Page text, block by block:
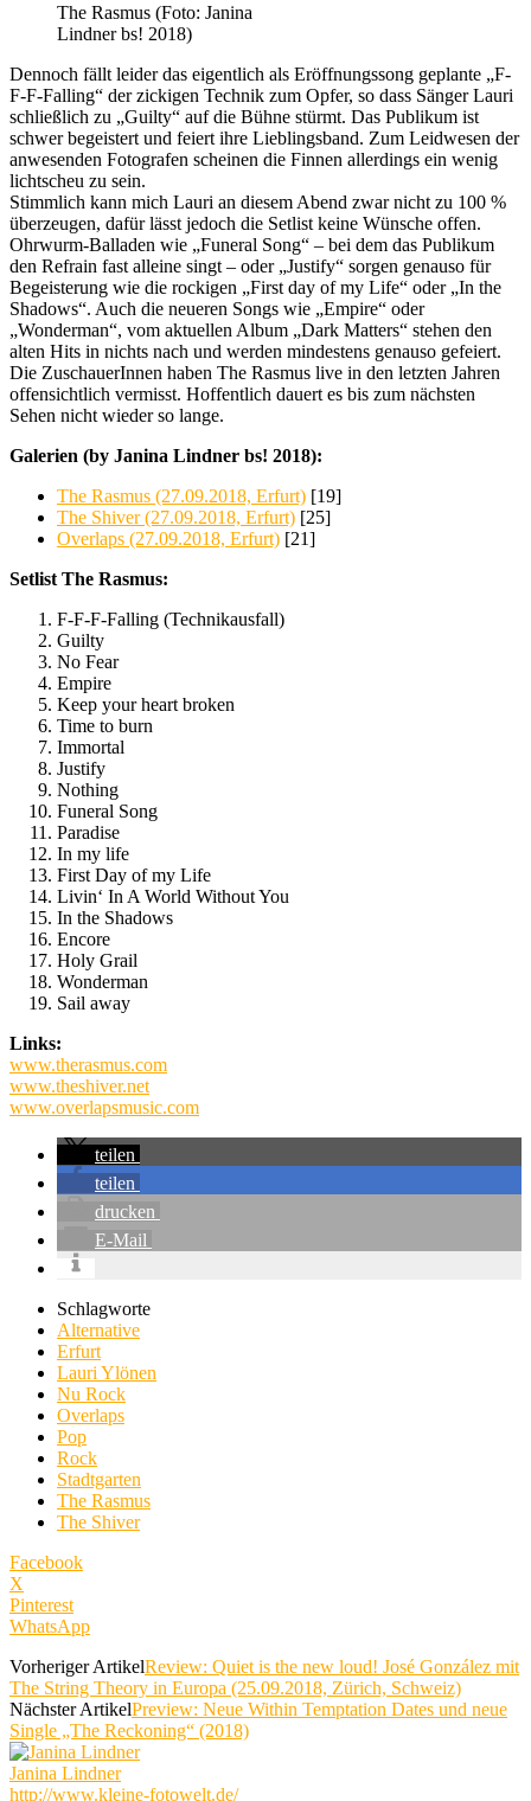
The Rasmus (Foto: Janina
Lindner bs! 2018)
Dennoch fällt leider das eigentlich als Eröffnungssong geplante „F-
F-F-Falling“ der zickigen Technik zum Opfer, so dass Sänger Lauri
schließlich zu „Guilty“ auf die Bühne stürmt. Das Publikum ist
schwer begeistert und feiert ihre Lieblingsband. Zum Leidwesen der
anwesenden Fotografen scheinen die Finnen allerdings ein wenig
lichtscheu zu sein.
Stimmlich kann mich Lauri an diesem Abend zwar nicht zu 100 %
überzeugen, dafür lässt jedoch die Setlist keine Wünsche offen.
Ohrwurm-Balladen wie „Funeral Song“ – bei dem das Publikum
den Refrain fast alleine singt – oder „Justify“ sorgen genauso für
Begeisterung wie die rockigen „First day of my Life“ oder „In the
Shadows“. Auch die neueren Songs wie „Empire“ oder
„Wonderman“, vom aktuellen Album „Dark Matters“ stehen den
alten Hits in nichts nach und werden mindestens genauso gefeiert.
Die ZuschauerInnen haben The Rasmus live in den letzten Jahren
offensichtlich vermisst. Hoffentlich dauert es bis zum nächsten
Sehen nicht wieder so lange.
Galerien (by Janina Lindner bs! 2018):
The Rasmus (27.09.2018, Erfurt) [19]
The Shiver (27.09.2018, Erfurt) [25]
Overlaps (27.09.2018, Erfurt) [21]
Setlist The Rasmus:
F-F-F-Falling (Technikausfall)
Guilty
No Fear
Empire
Keep your heart broken
Time to burn
Immortal
Justify
Nothing
Funeral Song
Paradise
In my life
First Day of my Life
Livin‘ In A World Without You
In the Shadows
Encore
Holy Grail
Wonderman
Sail away
Links:
www.therasmus.com
www.theshiver.net
www.overlapsmusic.com
teilen
teilen
drucken
E-Mail
Schlagworte
Alternative
Erfurt
Lauri Ylönen
Nu Rock
Overlaps
Pop
Rock
Stadtgarten
The Rasmus
The Shiver
Facebook
X
Pinterest
WhatsApp
Vorheriger ArtikelReview: Quiet is the new loud! José González mit
The String Theory in Europa (25.09.2018, Zürich, Schweiz)
Nächster ArtikelPreview: Neue Within Temptation Dates und neue
Single „The Reckoning“ (2018)
Janina Lindner
http://www.kleine-fotowelt.de/